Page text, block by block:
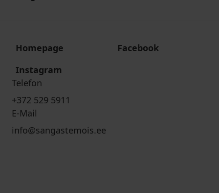
Homepage
Facebook
Instagram
Telefon
+372 529 5911
E-Mail
info@sangastemois.ee